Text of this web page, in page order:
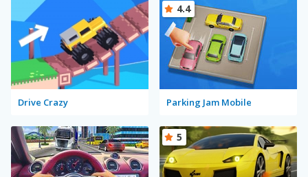
Drive Crazy Parking Jam Mobile
4.4
5